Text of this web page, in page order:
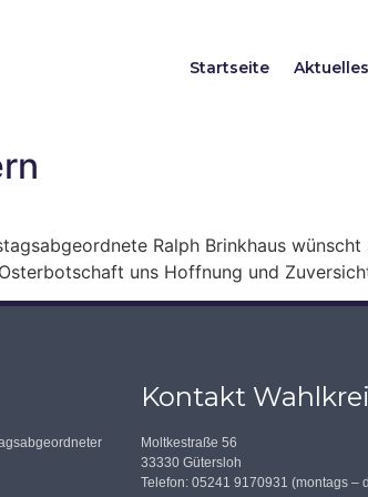
Startseite Aktuelles
Ralph Brinkhaus
uns Hoffnung und
Kontakt
Moltkestraße 56
33330 Gütersloh
Telefon: 05241 9170931 (montags –